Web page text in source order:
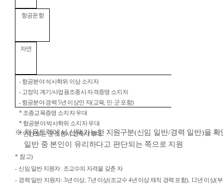
항공운항
자연
- 항공분야 석사학위 이상 소지자
- 고정익 계기/사업용조종사 자격증명 소지자
- 항공분야 경력5년 이상인 자(교육, 민·군 포함)
* 조종교육증명 소지자 우대
* 항공분야 박사학위 소지자 우대
* 민간 또는 군 조종사 경력자 우대
※채용트랙에서 선택가능한 지원구분(신임 일반/경력 일반)을 확
일반 중 본인이 유리하다고 판단되는 쪽으로 지원
* 참고)
- 신임 일반 지원자: 조교수의 자격을 갖춘 자
- 경력 일반 지원자: 3년 이상, 7년 이상(조교수 4년 이상 재직 경력 포함), 12년 이상(